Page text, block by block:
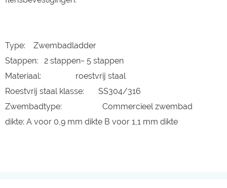
Type: Zwembadladder
Stappen: 2 stappen~ 5 stappen
Materiaal: roestvrij staal
Roestvrij staal klasse: SS304/316
Zwembadtype: Commercieel zwembad
dikte: A voor 0,9 mm dikte B voor 1,1 mm dikte